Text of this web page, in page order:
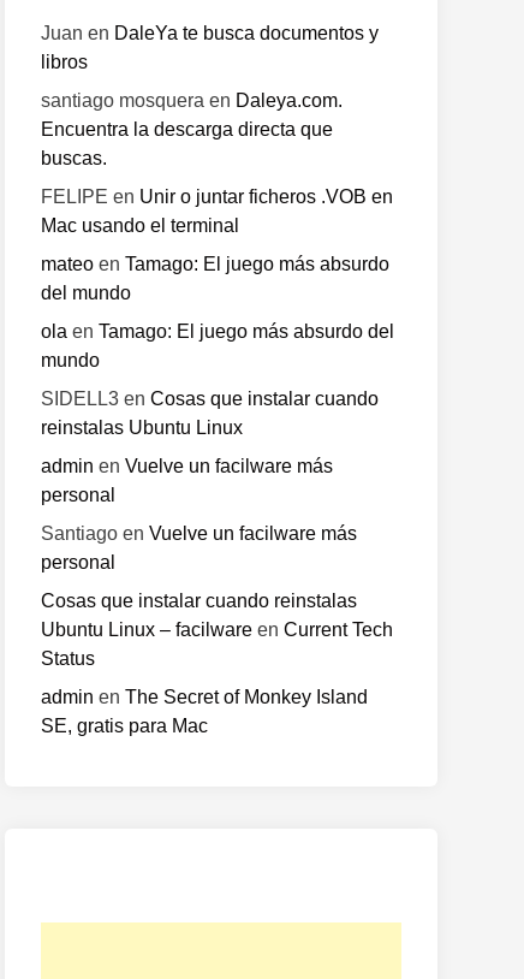
Juan en DaleYa te busca documentos y
libros
santiago mosquera en Daleya.com.
Encuentra la descarga directa que
buscas.
FELIPE en Unir o juntar ficheros .VOB en
Mac usando el terminal
mateo en Tamago: El juego más absurdo
del mundo
ola en Tamago: El juego más absurdo del
mundo
SIDELL3 en Cosas que instalar cuando
reinstalas Ubuntu Linux
admin en Vuelve un facilware más
personal
Santiago en Vuelve un facilware más
personal
Cosas que instalar cuando reinstalas
Ubuntu Linux – facilware en Current Tech
Status
admin en The Secret of Monkey Island
SE, gratis para Mac